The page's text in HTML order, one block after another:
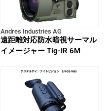
Andres Industries AG
遠距離対応防水暗視サーマル
イメージャー Tig-IR 6M